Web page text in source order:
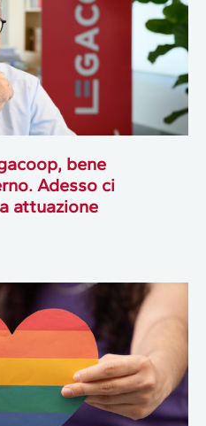
bene
Adesso ci
attuazione